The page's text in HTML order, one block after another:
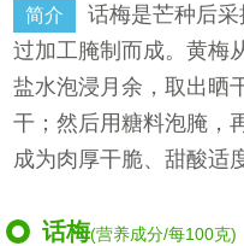
简介
话梅是芒种后
过加工腌制而成。黄梅
盐水泡浸月余，取出晒
干；然后用糖料泡腌，
成为肉厚干脆、甜酸适
话梅(营养成分/每100克)